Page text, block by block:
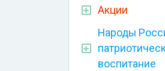
Акции
Народы
воспитание